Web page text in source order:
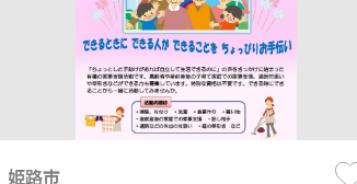
姫路市